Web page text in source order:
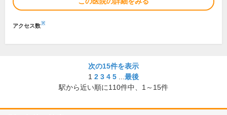
アクセス数※
次の15件を表示
1 2 3 4 5
最後
駅から近い順に110件中、 1～15件